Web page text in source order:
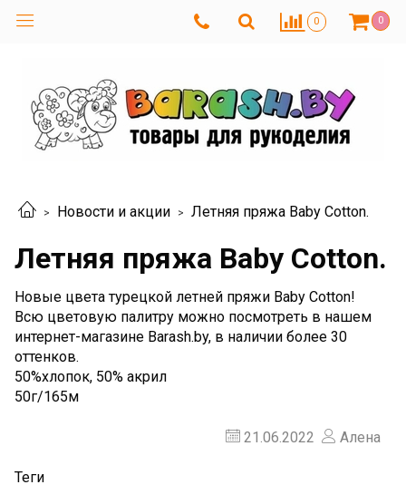
0 0
Новости и акции Летняя пряжа Baby Cotton.
Летняя пряжа Baby Cotton.
Новые цвета турецкой летней пряжи Baby Cotton!
Всю цветовую палитру можно посмотреть в нашем
интернет-магазине Barash.by, в наличии более 30
оттенков.
50%хлопок, 50% акрил
50г/165м
21.06.2022 Алена
Теги